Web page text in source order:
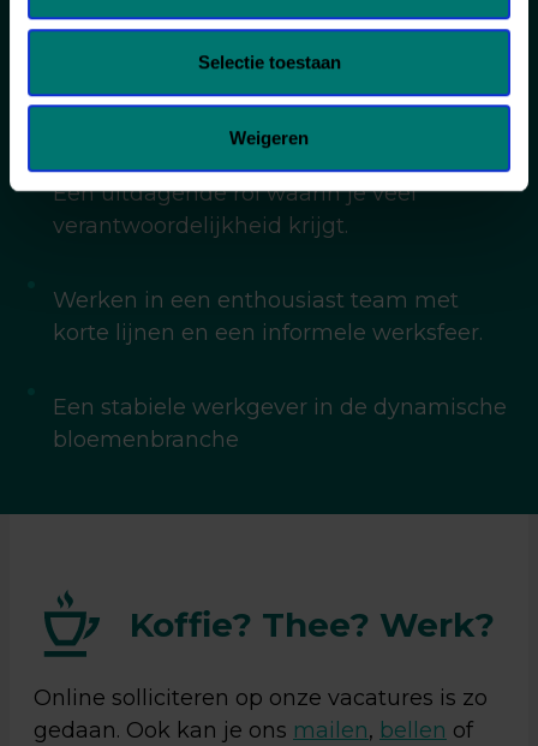
Selectie toestaan
Weigeren
Een uitdagende rol waarin je veel
verantwoordelijkheid krijgt.
Werken in een enthousiast team met
korte lijnen en een informele werksfeer.
Een stabiele werkgever in de dynamische
bloemenbranche
Koffie? Thee? Werk?
Online solliciteren op onze vacatures is zo
gedaan. Ook kan je ons mailen, bellen of